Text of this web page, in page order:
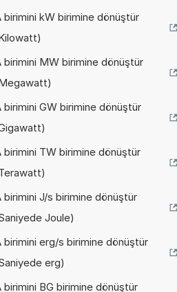
birimini kW birimine dönüştür
birimini MW birimine dönüştür
birimini GW birimine dönüştür
birimini TW birimine dönüştür
birimini J/s birimine dönüştür
Joule)
birimini erg/s birimine dönüştür
erg)
BG birimine dönüştür